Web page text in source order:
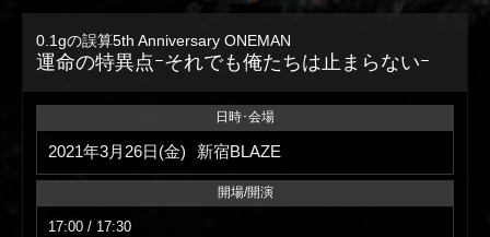
ALL
08月
0.1gの誤算5th Anniversary ONEMAN
運命の特異点ｰそれでも俺たちは止まらないｰ
日時･会場
2021年3月26日(金) 新宿BLAZE
開場/開演
17:00 / 17:30